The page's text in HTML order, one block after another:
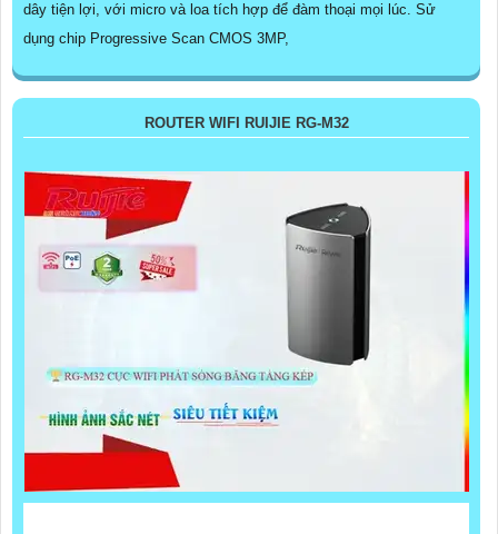
dây tiện lợi, với micro và loa tích hợp để đàm thoại mọi lúc. Sử
dụng chip Progressive Scan CMOS 3MP,
ROUTER WIFI RUIJIE RG-M32